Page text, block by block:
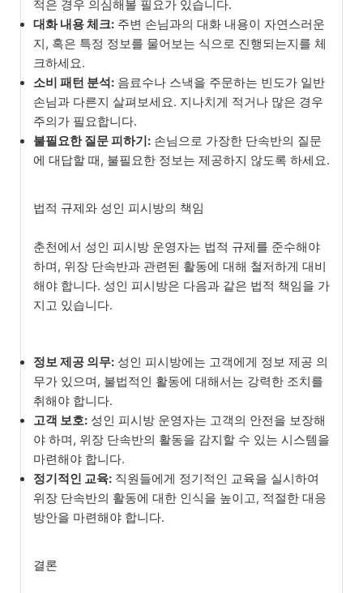
적은 경우 의심해볼 필요가 있습니다.
대화 내용 체크: 주변 손님과의 대화 내용이 자연스러운
지, 혹은 특정 정보를 물어보는 식으로 진행되는지를 체
크하세요.
소비 패턴 분석: 음료수나 스낵을 주문하는 빈도가 일반
손님과 다른지 살펴보세요. 지나치게 적거나 많은 경우
주의가 필요합니다.
불필요한 질문 피하기: 손님으로 가장한 단속반의 질문
에 대답할 때, 불필요한 정보는 제공하지 않도록 하세요.
법적 규제와 성인 피시방의 책임
춘천에서 성인 피시방 운영자는 법적 규제를 준수해야
하며, 위장 단속반과 관련된 활동에 대해 철저하게 대비
해야 합니다. 성인 피시방은 다음과 같은 법적 책임을 가
지고 있습니다.
정보 제공 의무: 성인 피시방에는 고객에게 정보 제공 의
무가 있으며, 불법적인 활동에 대해서는 강력한 조치를
취해야 합니다.
고객 보호: 성인 피시방 운영자는 고객의 안전을 보장해
야 하며, 위장 단속반의 활동을 감지할 수 있는 시스템을
마련해야 합니다.
정기적인 교육: 직원들에게 정기적인 교육을 실시하여
위장 단속반의 활동에 대한 인식을 높이고, 적절한 대응
방안을 마련해야 합니다.
결론